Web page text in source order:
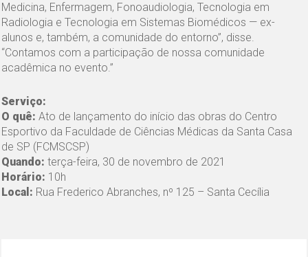
Medicina, Enfermagem, Fonoaudiologia, Tecnologia em
Radiologia e Tecnologia em Sistemas Biomédicos — ex-
alunos e, também, a comunidade do entorno”, disse.
“Contamos com a participação de nossa comunidade
acadêmica no evento.”
Serviço:
O quê: Ato de lançamento do início das obras do Centro
Esportivo da Faculdade de Ciências Médicas da Santa Casa
de SP (FCMSCSP)
Quando: terça-feira, 30 de novembro de 2021
Horário: 10h
Local: Rua Frederico Abranches, nº 125 – Santa Cecília